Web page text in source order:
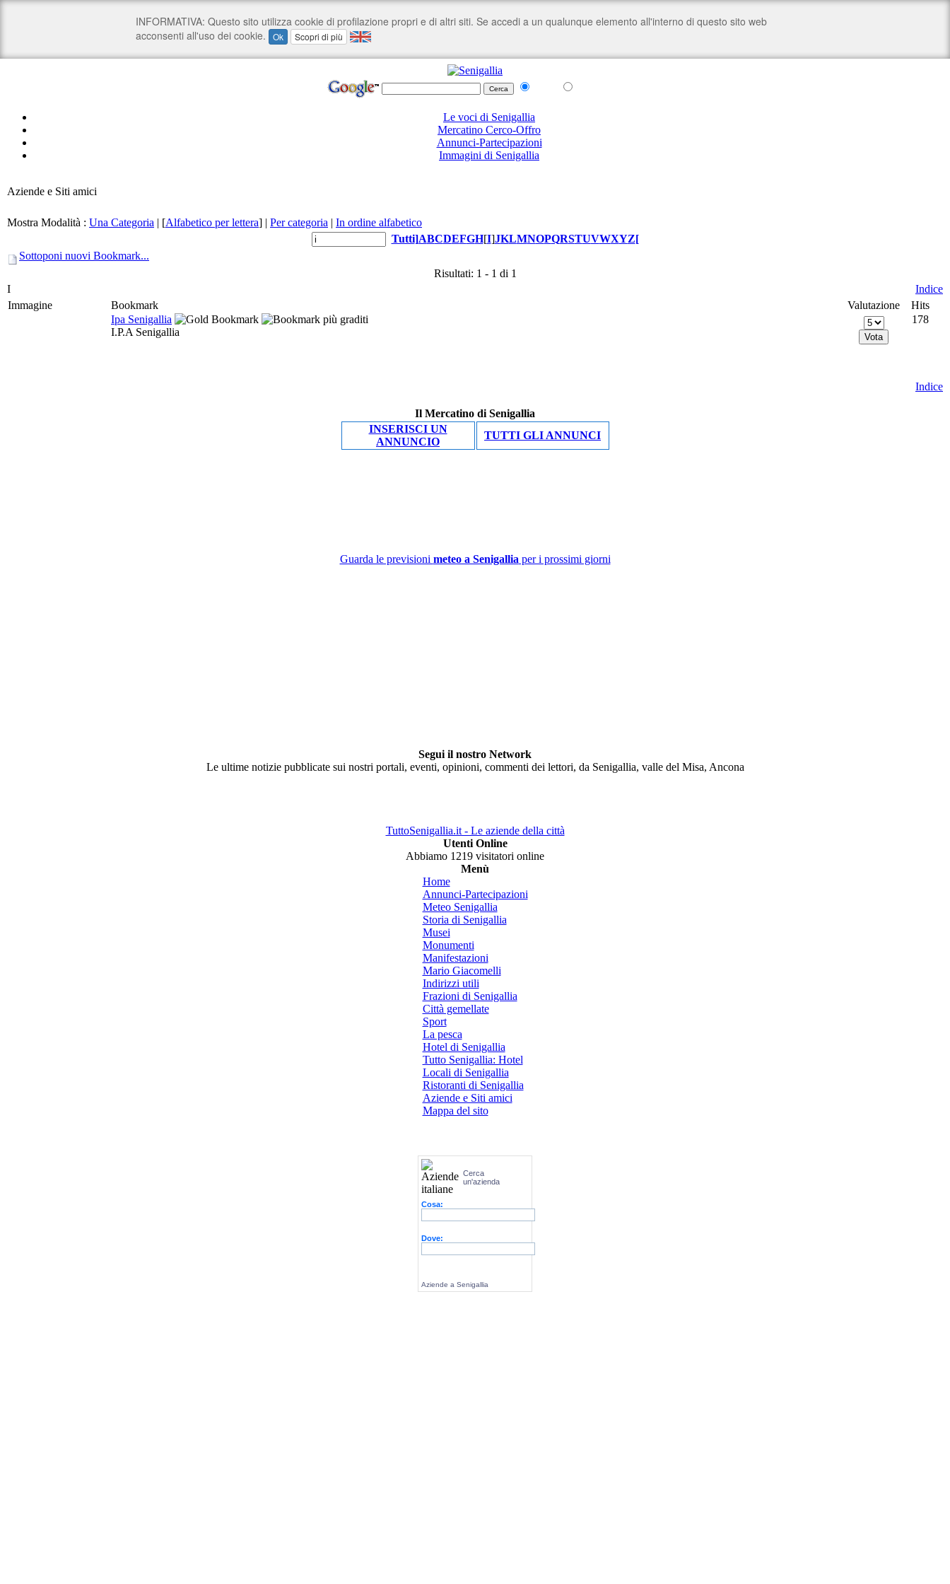
Le voci di Senigallia
Mercatino Cerco-Offro
Annunci-Partecipazioni
Immagini di Senigallia
Aziende e Siti amici
Mostra Modalità : Una Categoria | [Alfabetico per lettera] | Per categoria | In ordine alfabetico
Tutti]ABCDEFGH[I]JKLMNOPQRSTUVWXYZ[
Sottoponi nuovi Bookmark...
Risultati: 1 - 1 di 1
I
Indice
Immagine
Bookmark Valutazione
Hits
Ipa Senigallia
I.P.A Senigallia
178
Indice
Il Mercatino di Senigallia
INSERISCI UN
ANNUNCIO
TUTTI GLI ANNUNCI
Guarda le previsioni meteo a Senigallia per i prossimi giorni
Segui il nostro Network
Le ultime notizie pubblicate sui nostri portali, eventi, opinioni, commenti dei lettori, da Senigallia, valle del Misa, Ancona
TuttoSenigallia.it - Le aziende della città
Utenti Online
Abbiamo 1219 visitatori online
Menù
Home
Annunci-Partecipazioni
Meteo Senigallia
Storia di Senigallia
Musei
Monumenti
Manifestazioni
Mario Giacomelli
Indirizzi utili
Frazioni di Senigallia
Città gemellate
Sport
La pesca
Hotel di Senigallia
Tutto Senigallia: Hotel
Locali di Senigallia
Ristoranti di Senigallia
Aziende e Siti amici
Mappa del sito
Cerca
un'azienda
Cosa:
Dove:
Aziende a Senigallia